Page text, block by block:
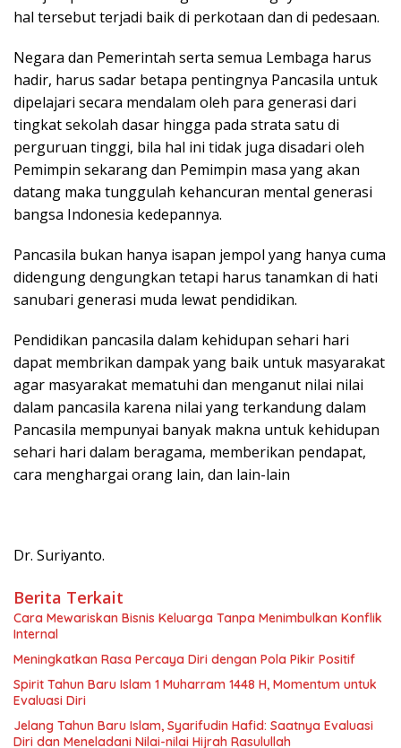
hal tersebut terjadi baik di perkotaan dan di pedesaan.
Negara dan Pemerintah serta semua Lembaga harus
hadir, harus sadar betapa pentingnya Pancasila untuk
dipelajari secara mendalam oleh para generasi dari
tingkat sekolah dasar hingga pada strata satu di
perguruan tinggi, bila hal ini tidak juga disadari oleh
Pemimpin sekarang dan Pemimpin masa yang akan
datang maka tunggulah kehancuran mental generasi
bangsa Indonesia kedepannya.
Pancasila bukan hanya isapan jempol yang hanya cuma
didengung dengungkan tetapi harus tanamkan di hati
sanubari generasi muda lewat pendidikan.
Pendidikan pancasila dalam kehidupan sehari hari
dapat membrikan dampak yang baik untuk masyarakat
agar masyarakat mematuhi dan menganut nilai nilai
dalam pancasila karena nilai yang terkandung dalam
Pancasila mempunyai banyak makna untuk kehidupan
sehari hari dalam beragama, memberikan pendapat,
cara menghargai orang lain, dan lain-lain
Dr. Suriyanto.
Berita Terkait
Cara Mewariskan Bisnis Keluarga Tanpa Menimbulkan Konflik
Internal
Meningkatkan Rasa Percaya Diri dengan Pola Pikir Positif
Spirit Tahun Baru Islam 1 Muharram 1448 H, Momentum untuk
Evaluasi Diri
Jelang Tahun Baru Islam, Syarifudin Hafid: Saatnya Evaluasi
Diri dan Meneladani Nilai-nilai Hijrah Rasulullah